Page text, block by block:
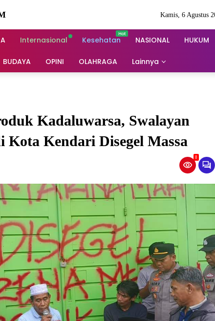
Kamis, 6 Agustus
Internasional Kesehatan NASIONAL HUKUM
BUDAYA OPINI OLAHRAGA Lainnya
Kadaluwarsa, Swalayan
Kendari Disegel Massa
8